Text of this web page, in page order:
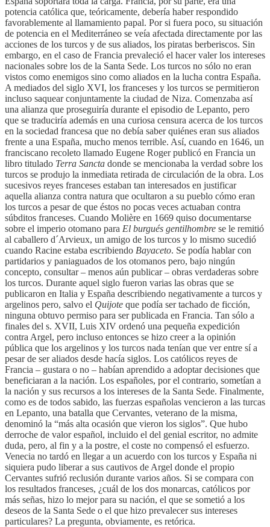
potencia católica que, teóricamente, debería haber respondido
favorablemente al llamamiento papal. Por si fuera poco, su situación
de potencia en el Mediterráneo se veía afectada directamente por las
acciones de los turcos y de sus aliados, los piratas berberiscos. Sin
embargo, en el caso de Francia prevaleció el hacer valer los intereses
nacionales sobre los de la Santa Sede. Los turcos no sólo no eran
vistos como enemigos sino como aliados en la lucha contra España.
A mediados del siglo XVI, los franceses y los turcos se permitieron
incluso saquear conjuntamente la ciudad de Niza. Comenzaba así
una alianza que proseguiría durante el episodio de Lepanto, pero
que se traduciría además en una curiosa censura acerca de los turcos
en la sociedad francesa que no debía saber quiénes eran sus aliados
frente a una España, mucho menos terrible. Así, cuando en 1646, un
franciscano recoleto llamado Eugene Roger publicó en Francia un
libro titulado Terra Sancta donde se mencionaba la verdad sobre los
turcos se produjo la inmediata retirada de circulación de la obra. Los
sucesivos reyes franceses estaban tan interesados en justificar
aquella alianza contra natura que ocultaron a su pueblo cómo eran
los turcos a pesar de que éstos no pocas veces actuaban contra
súbditos franceses. Cuando Molière en 1669 quiso documentarse
sobre el imperio otomano para El burgués gentilhombre se le remitió
al caballero d´Arvieux, un amigo de los turcos y lo mismo sucedió
cuando Racine estaba escribiendo Bayaceto. Se podía hablar con
partidarios y paniaguados de los otomanos pero, bajo ningún
concepto, consultar – menos aún publicar – obras verdaderas sobre
los turcos. Durante aquel siglo fueron varias las obras que se
publicaron en Italia y España describiendo negativamente a turcos y
argelinos pero, salvo el Quijote que podía ser tachado de ficción,
ninguna obtuvo permiso para ser publicada en Francia. Tan sólo a
finales del s. XVII, Luis XIV ordenó una pequeña expedición
contra Argel, pero incluso entonces se hizo creer a la opinión
pública que los argelinos y los turcos nada tenían que ver entre sí a
pesar de ser aliados desde hacía siglos. Los católicos reyes de
Francia – gustara o no – habían aprendido a adoptar decisiones que
beneficiaran a la nación. Los españoles, por el contrario, sometían a
la nación y sus recursos a los intereses de la Santa Sede. Finalmente,
como es de todos sabido, las fuerzas españolas vencieron a las turcas
en Lepanto, una batalla que Cervantes, veterano de la misma,
denominó la “más alta ocasión que vieron los siglos”. Que hubo
derroche de valor español, incluido el del genial escritor, no admite
duda, pero, al fin y a la postre, el coste no compensó el esfuerzo.
Venecia no tardó en llegar a un acuerdo con los turcos y España ni
siquiera pudo liberar a sus cautivos de Argel donde el propio
Cervantes sufrió reclusión durante varios años. Si se compara con
los resultados franceses, ¿cuál de los dos monarcas, católicos por
más señas, hizo lo mejor para su nación, el que se sometió a los
deseos de la Santa Sede o el que hizo prevalecer sus intereses
particulares? La pregunta, obviamente, es retórica.